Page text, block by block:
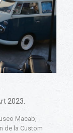
2023.
Macab,
de la Custom